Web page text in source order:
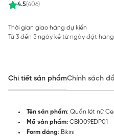
4.5(406)
Thời gian giao hàng dự kiến
Từ 3 đến 5 ngày kể từ ngày đặt hàng
Chi tiết sản phẩmChính sách
Tên sản phẩm: Quần lót nữ
Mã sản phẩm: CBI009EDP01
Form dáng: Bikini